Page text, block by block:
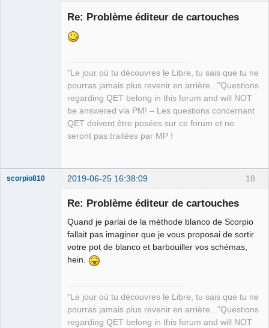
Re: Problème éditeur de cartouches
"Le jour où tu découvres le Libre, tu sais que tu ne
pourras jamais plus revenir en arrière..."Questions
regarding QET belong in this forum and will NOT
be answered via PM! – Les questions concernant
QET doivent être posées sur ce forum et ne
seront pas traitées par MP !
18
scorpio810 2019-06-25 16:38:09
Re: Problème éditeur de cartouches
Quand je parlai de la méthode blanco de Scorpio
fallait pas imaginer que je vous proposai de sortir
votre pot de blanco et barbouiller vos schémas,
hein.
"Le jour où tu découvres le Libre, tu sais que tu ne
pourras jamais plus revenir en arrière..."Questions
regarding QET belong in this forum and will NOT